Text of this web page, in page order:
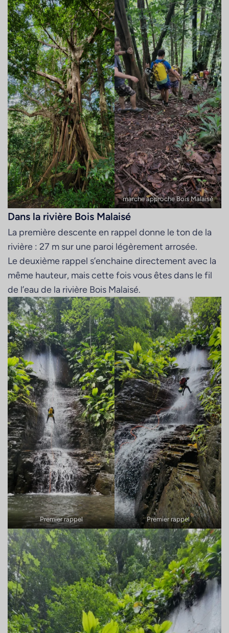
marche approche Bois Malaisé
Dans la rivière Bois Malaisé
La première descente en rappel donne le ton de la
rivière : 27 m sur une paroi légèrement arrosée.
Le deuxième rappel s’enchaine directement avec la
même hauteur, mais cette fois vous êtes dans le fil
de l’eau de la rivière Bois Malaisé.
Premier rappel Premier rappel